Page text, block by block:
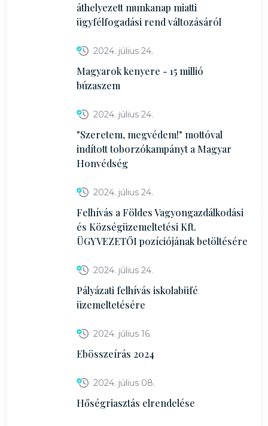
áthelyezett munkanap miatti
ügyfélfogadási rend változásáról
2024. július 24.
Magyarok kenyere - 15 millió
búzaszem
2024. július 24.
"Szeretem, megvédem!" mottóval
indított toborzókampányt a Magyar
Honvédség
2024. július 24.
Felhívás a Földes Vagyongazdálkodási
és Községüzemeltetési Kft.
ÜGYVEZETŐI pozíciójának betöltésére
2024. július 24.
Pályázati felhívás iskolabüfé
üzemeltetésére
2024. július 16.
Ebösszeírás 2024
2024. július 08.
Hőségriasztás elrendelése